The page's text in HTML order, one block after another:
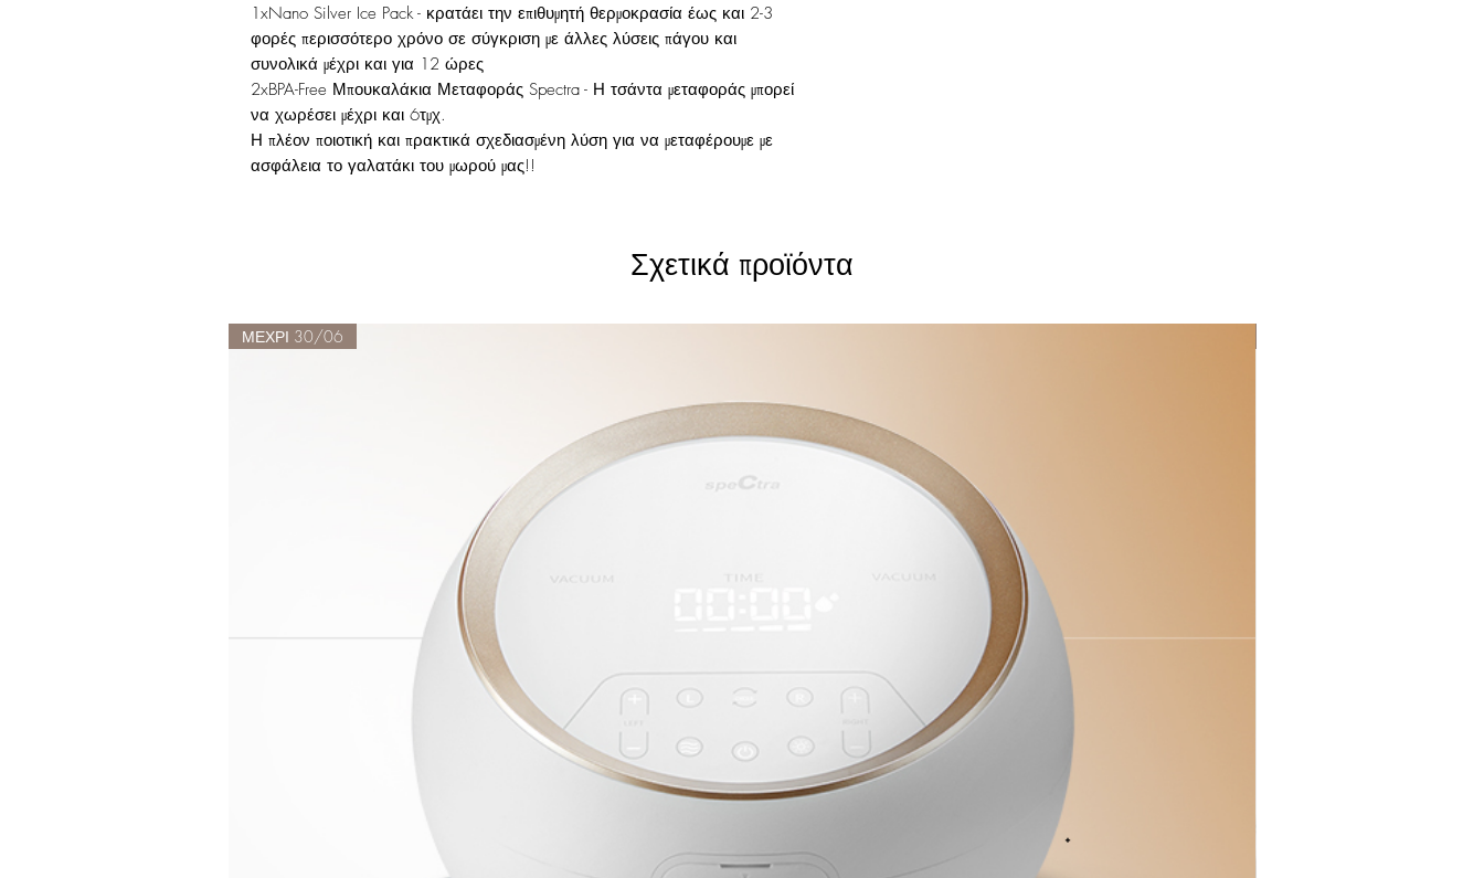
1xNano Silver Ice Pack - κρατάει την επιθυμητή θερμοκρασία έως και 2-3
φορές περισσότερο χρόνο σε σύγκριση με άλλες λύσεις πάγου και
συνολικά μέχρι και για 12 ώρες
2xBPA-Free Μπουκαλάκια Μεταφοράς Spectra - Η τσάντα μεταφοράς μπορεί
να χωρέσει μέχρι και 6τμχ.
Η πλέον ποιοτική και πρακτικά σχεδιασμένη λύση για να μεταφέρουμε με
ασφάλεια το γαλατάκι του μωρού μας!!
Σχετικά προϊόντα
ΜΕΧΡΙ 30/06